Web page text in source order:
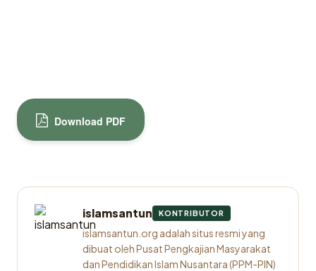
Download PDF
islamsantun KONTRIBUTOR
islamsantun.org adalah situs resmi yang
dibuat oleh Pusat Pengkajian Masyarakat
dan Pendidikan Islam Nusantara (PPM-PIN)